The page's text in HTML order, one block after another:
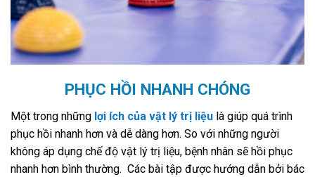
PHỤC HỒI NHANH CHÓNG
Một trong những lợi ích của vật lý trị liệu là giúp quá trình
phục hồi nhanh hơn và dễ dàng hơn. So với những người
không áp dụng chế độ vật lý trị liệu, bệnh nhân sẽ hồi phục
nhanh hơn bình thường. Các bài tập được hướng dẫn bởi bác